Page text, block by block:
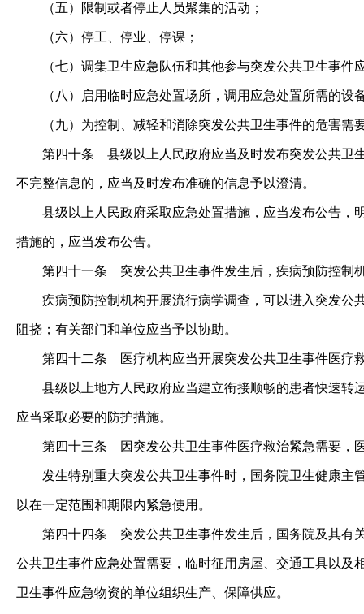
（五）限制或者停止人员聚集的活动；
（六）停工、停业、停课；
（七）调集卫生应急队伍和其他参与突发公共卫生事件
（八）启用临时应急处置场所，调用应急处置所需的设
（九）为控制、减轻和消除突发公共卫生事件的危害需
第四十条 县级以上人民政府应当及时发布突发公共卫
不完整信息的，应当及时发布准确的信息予以澄清。
县级以上人民政府采取应急处置措施，应当发布公告，
措施的，应当发布公告。
第四十一条 突发公共卫生事件发生后，疾病预防控制
疾病预防控制机构开展流行病学调查，可以进入突发公
阻挠；有关部门和单位应当予以协助。
第四十二条 医疗机构应当开展突发公共卫生事件医疗
县级以上地方人民政府应当建立衔接顺畅的患者快速转
应当采取必要的防护措施。
第四十三条 因突发公共卫生事件医疗救治紧急需要，
发生特别重大突发公共卫生事件时，国务院卫生健康主
以在一定范围和期限内紧急使用。
第四十四条 突发公共卫生事件发生后，国务院及其有
公共卫生事件应急处置需要，临时征用房屋、交通工具以
卫生事件应急物资的单位组织生产、保障供应。